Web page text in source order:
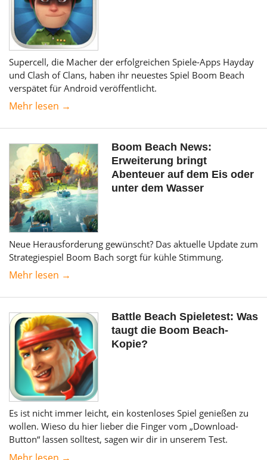
Supercell, die Macher der erfolgreichen Spiele-Apps Hayday
und Clash of Clans, haben ihr neuestes Spiel Boom Beach
verspätet für Android veröffentlicht.
Mehr lesen →
Boom Beach News:
Erweiterung bringt
Abenteuer auf dem Eis oder
unter dem Wasser
Neue Herausforderung gewünscht? Das aktuelle Update zum
Strategiespiel Boom Bach sorgt für kühle Stimmung.
Mehr lesen →
Battle Beach Spieletest: Was
taugt die Boom Beach-
Kopie?
Es ist nicht immer leicht, ein kostenloses Spiel genießen zu
wollen. Wieso du hier lieber die Finger vom „Download-
Button“ lassen solltest, sagen wir dir in unserem Test.